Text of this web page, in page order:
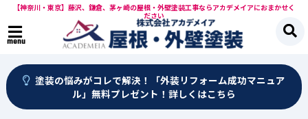
【神奈川・東京】藤沢、鎌倉、茅ヶ崎の屋根・外壁塗装工事ならアカデメイアにおまかせく
ださい
menu
塗装の悩みがコレで解決！「外装リフォーム成功マニュア
ル」無料プレゼント！詳しくはこちら